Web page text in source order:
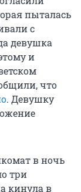
пыталась
с
девушка
и
что
. Девушку
в ночь
три
кинула в